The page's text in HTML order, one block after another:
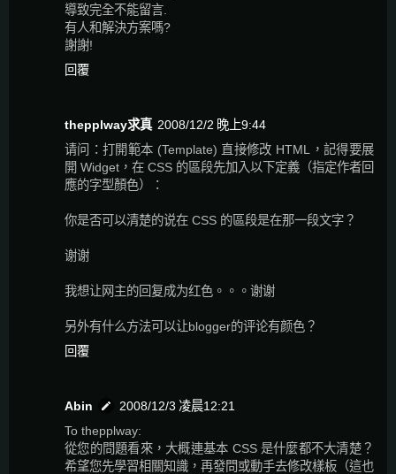
導致完全不能留言.
有人和解決方案嗎?
謝謝!
回覆
thepplway求真 2008/12/2 晚上9:44
请问：打開範本 (Template) 直接修改 HTML，記得要展
開 Widget，在 CSS 的區段先加入以下定義（指定作者回
應的字型顏色）：
你是否可以清楚的说在 CSS 的區段是在那一段文字？
谢谢
我想让网主的回复成为红色。。。谢谢
另外有什么方法可以让blogger的评论有颜色？
回覆
Abin
2008/12/3 凌晨12:21
To thepplway:
從您的問題看來，大概連基本 CSS 是什麼都不大清楚？
希望您先學習相關知識，再發問或動手去修改樣板（這也